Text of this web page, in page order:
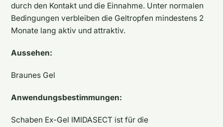
durch den Kontakt und die Einnahme. Unter normalen
Bedingungen verbleiben die Geltropfen mindestens 2
Monate lang aktiv und attraktiv.
Aussehen:
Braunes Gel
Anwendungsbestimmungen:
Schaben Ex-Gel IMIDASECT ist für die